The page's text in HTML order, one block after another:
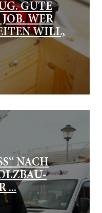
GUTE
WER
WILL,
NACH
...